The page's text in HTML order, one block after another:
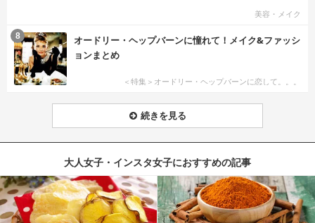
美容・メイク
オードリー・ヘップバーンに憧れて！メイク&ファッシ
ョンまとめ
＜特集＞オードリー・ヘップバーンに恋して。。。
8
続きを見る
大人女子・インスタ女子におすすめの記事